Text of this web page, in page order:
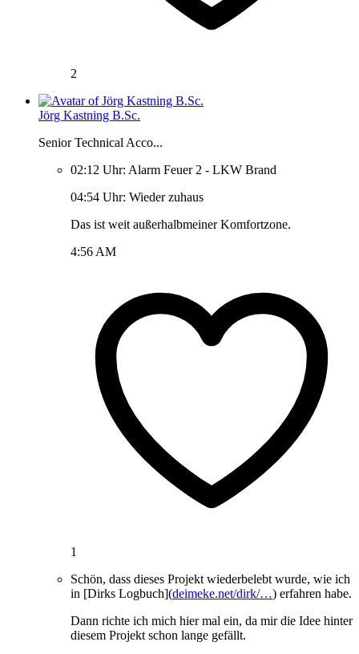
2
Jörg Kastning B.Sc.
Senior Technical Acco...
02:12 Uhr: Alarm Feuer 2 - LKW Brand
04:54 Uhr: Wieder zuhaus
Das ist weit außerhalbmeiner Komfortzone.
4:56 AM
1
Schön, dass dieses Projekt wiederbelebt wurde, wie ich
in [Dirks Logbuch](deimeke.net/dirk/…) erfahren habe.
Dann richte ich mich hier mal ein, da mir die Idee hinter
diesem Projekt schon lange gefällt.